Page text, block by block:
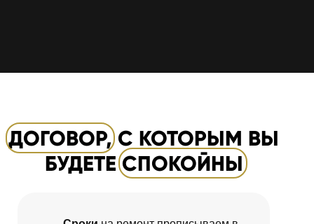
ДОГОВОР, С КОТОРЫМ ВЫ
БУДЕТЕ СПОКОЙНЫ